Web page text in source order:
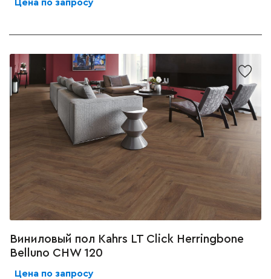
Цена по запросу
Виниловый пол Kahrs LT Click Herringbone
Belluno CHW 120
Цена по запросу